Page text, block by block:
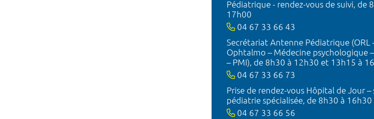
Pédiatrique - rendez-vous de suivi, de
17h00
04 67 33 66 43
Secrétariat Antenne Pédiatrique (ORL
Ophtalmo – Médecine psychologique –
– PMI), de 8h30 à 12h30 et 13h15 à
04 67 33 66 73
Prise de rendez-vous Hôpital de Jour –
pédiatrie spécialisée, de 8h30 à 16h30
04 67 33 66 56